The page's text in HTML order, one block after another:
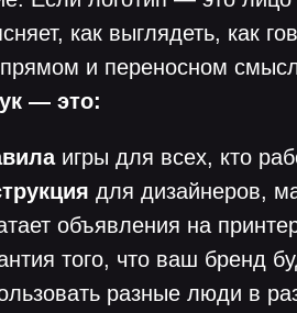
как выглядеть, как
и переносном
— это:
игры для всех, кто
для дизайнеров,
объявления на
того, что ваш бренд
разные люди в